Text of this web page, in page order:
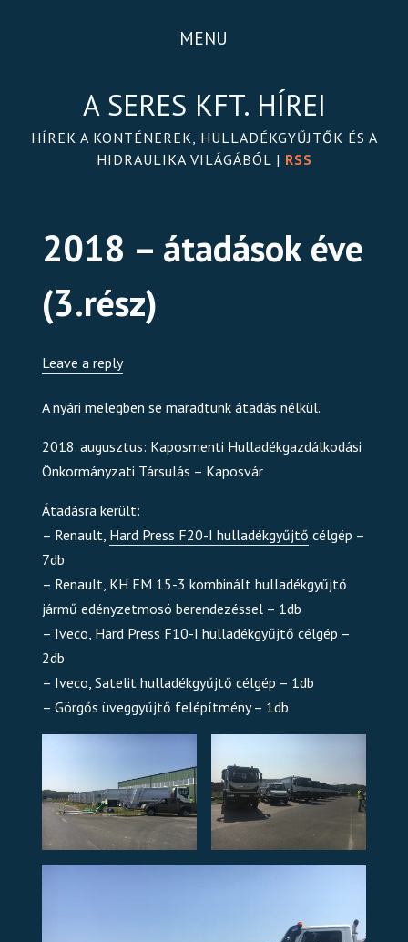
MENU
A SERES KFT. HÍREI
HÍREK A KONTÉNEREK, HULLADÉKGYŰJTŐK ÉS A
HIDRAULIKA VILÁGÁBÓL | RSS
2018 – átadások éve
(3.rész)
Leave a reply
A nyári melegben se maradtunk átadás nélkül.
2018. augusztus: Kaposmenti Hulladékgazdálkodási
Önkormányzati Társulás – Kaposvár
Átadásra került:
– Renault, Hard Press F20-I hulladékgyűjtő célgép –
7db
– Renault, KH EM 15-3 kombinált hulladékgyűjtő
jármű edényzetmosó berendezéssel – 1db
– Iveco, Hard Press F10-I hulladékgyűjtő célgép –
2db
– Iveco, Satelit hulladékgyűjtő célgép – 1db
– Görgős üveggyűjtő felépítmény – 1db